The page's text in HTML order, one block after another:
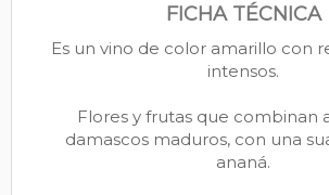
FICHA TÉCNICA
Es un vino de color amarillo con
intensos.
Flores y frutas que combinan
damascos maduros, con una
ananá.